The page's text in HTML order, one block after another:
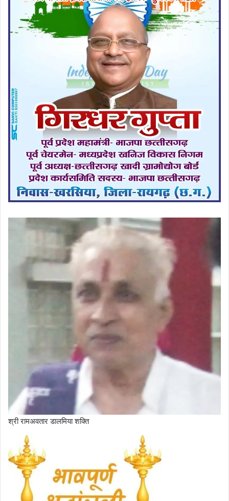
श्री रामअवतार डालमिया शक्ति